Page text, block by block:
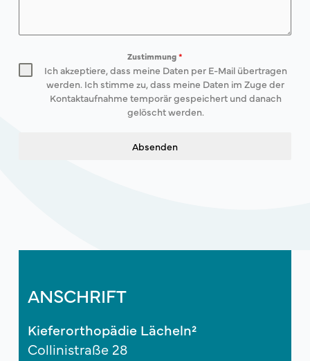
Zustimmung*
Ich akzeptiere, dass meine Daten per E-Mail übertragen
werden. Ich stimme zu, dass meine Daten im Zuge der
Kontaktaufnahme temporär gespeichert und danach
gelöscht werden.
Absenden
ANSCHRIFT
Kieferorthopädie Lächeln²
Collinistraße 28